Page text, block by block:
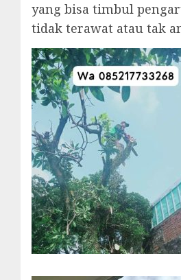
yang bisa timbul
tidak terawat atau tak